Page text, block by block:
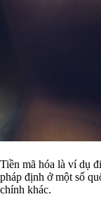
Tiền mã hóa là ví dụ
pháp định ở một số
chính khác.